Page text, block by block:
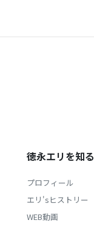
徳永エリを知る
プロフィール
エリ'sヒストリー
WEB動画